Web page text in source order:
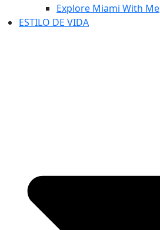
Explore Miami With Me
ESTILO DE VIDA